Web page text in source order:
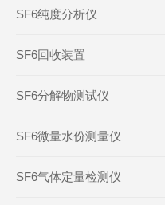
SF6纯度分析仪
SF6回收装置
SF6分解物测试仪
SF6微量水份测量仪
SF6气体定量检测仪